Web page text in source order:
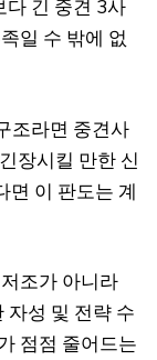
다 긴 중견 3사
일 수 밖에 없
조라면 중견사
장시킬 만한 신
면 이 판도는 계
조가 아니라
자성 및 전략 수
점점 줄어드는